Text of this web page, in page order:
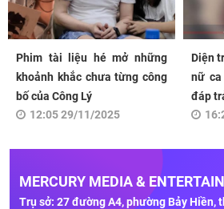
Phim tài liệu hé mở những
khoảnh khắc chưa từng công
bố của Công Lý
12:05 29/11/2025
Diện
nữ
đáp
MERCURY MEDIA &
Trụ sở: 27 đường A4, phường Bảy Hiền,